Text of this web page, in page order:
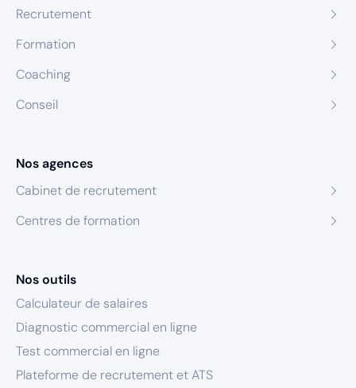
Recrutement
Formation
Coaching
Conseil
Nos agences
Cabinet de recrutement
Centres de formation
Nos outils
Calculateur de salaires
Diagnostic commercial en ligne
Test commercial en ligne
Plateforme de recrutement et ATS